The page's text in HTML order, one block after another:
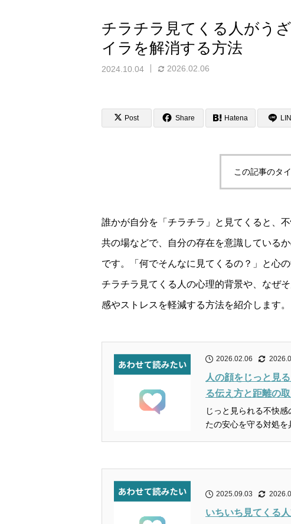
チラチラ見てくる人がう
イラを解消する方法
2024.10.04 2026.02.06
Post Share Hatena
この記事のタ
誰かが自分を「チラチラ」と見てくると、
共の場などで、自分の存在を意識している
です。「何でそんなに見てくるの？」と心
チラチラ見てくる人の心理的背景や、なぜ
感やストレスを軽減する方法を紹介します。
2026.02.06
人の顔をじっと見
る伝え方と距離の
じっと見られる不快
2025.09.03
いちいち見てくる